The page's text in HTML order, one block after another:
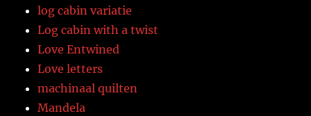
log cabin variatie
Log cabin with a twist
Love Entwined
Love letters
machinaal quilten
Mandela